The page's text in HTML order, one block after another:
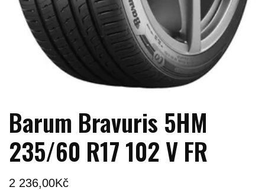
Barum Bravuris 5HM
235/60 R17 102 V FR
2 236,00Kč